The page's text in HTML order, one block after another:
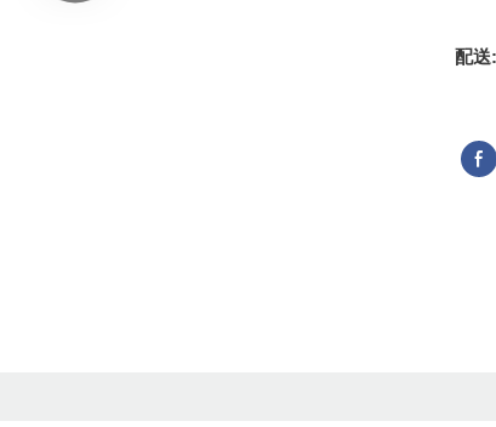
配送: